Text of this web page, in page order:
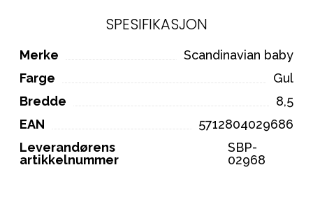
SPESIFIKASJON
Merke
Scandinavian baby
Farge
Gul
Bredde
8,5
EAN
5712804029686
Leverandørens
artikkelnummer
SBP-
02968